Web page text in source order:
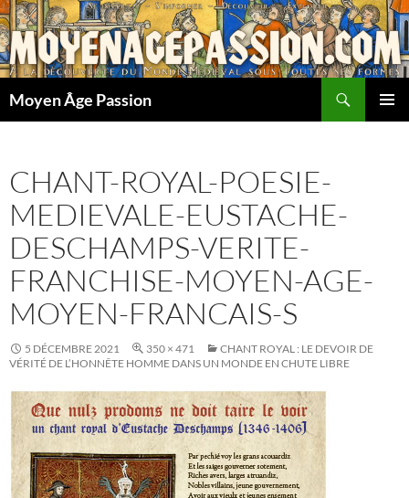
Aller
au
contenu
Moyen Âge Passion
CHANT-ROYAL-POESIE-
MEDIEVALE-EUSTACHE-
DESCHAMPS-VERITE-
FRANCHISE-MOYEN-AGE-
MOYEN-FRANCAIS-S
5 DÉCEMBRE 2021 350 × 471
CHANT ROYAL : LE DEVOIR DE
VÉRITÉ DE L’HONNÊTE HOMME DANS UN MONDE EN CHUTE LIBRE